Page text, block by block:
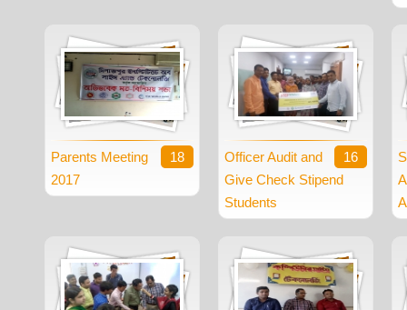
18
Parents Meeting
2017
16
Officer Audit and
Give Check Stipend
Students